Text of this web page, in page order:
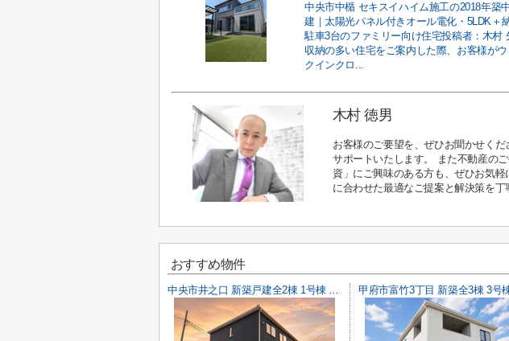
中央市中楯 セキスイハイム施工の2018年築
建｜太陽光パネル付きオール電化・5LDK＋
駐車3台のファミリー向け住宅投稿者：木村
収納の多い住宅をご案内した際、お客様が
クインクロ...
木村 徳男
お客様のご要望を、ぜひお聞かせく
サポートいたします。 また不動産の
資」にご興味のある方も、ぜひお気
に合わせた最適なご提案と解決策を丁
おすすめ物件